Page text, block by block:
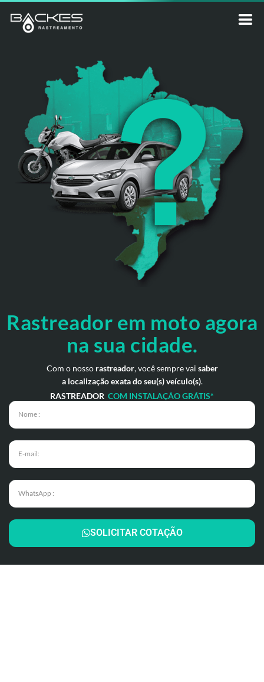
Rastreador em moto agora
na sua cidade.
Com o nosso rastreador, você sempre vai saber
a localização exata do seu(s) veículo(s).
RASTREADOR COM INSTALAÇÃO GRÁTIS*
SOLICITAR COTAÇÃO